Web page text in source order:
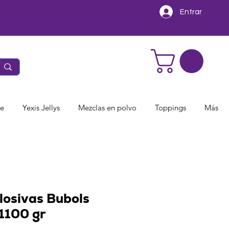
Entrar
Yexis Jellys Mezclas en polvo Toppings Más
Bubols
gr